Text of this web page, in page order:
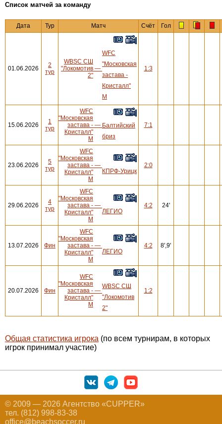
Cписок матчей за команду
Дата Тур Матч Счёт Гол
01.06.2026
2
тур
WBSC СШ
"Локомотив
2"
—
WFC
"Московская
застава -
Кристалл"
М
1:3
15.06.2026
1
тур
WFC
"Московская
застава -
Кристалл"
М
— Балтийский
бриз
7:1
23.06.2026
5
тур
WFC
"Московская
застава -
Кристалл"
М
—
КПРФ-Урицк
2:0
29.06.2026
4
тур
WFC
"Московская
застава -
Кристалл"
М
—
ЛЕГИО
4:2 24'
13.07.2026 Фин
WFC
"Московская
застава -
Кристалл"
М
—
ЛЕГИО
4:2 8',9'
20.07.2026 Фин
WFC
"Московская
застава -
Кристалл"
М
—
WBSC СШ
"Локомотив
2"
1:2
Общая статистика игрока (по всем турнирам, в которых
игрок принимал участие)
© 2009 — 2026 Агентство «CUPPER»
тел. (812) 998-83-38
office@beachsoccer.ru